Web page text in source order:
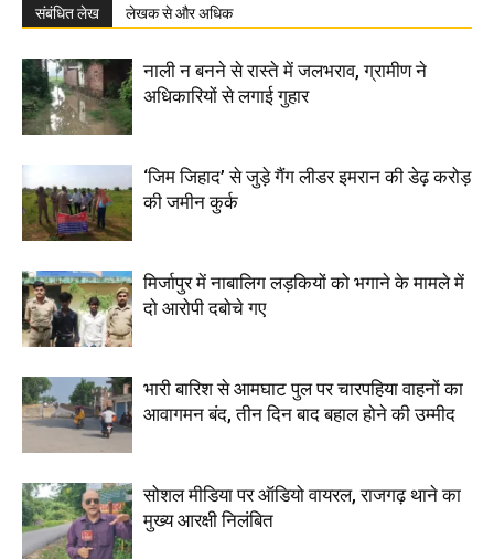
संबंधित लेख लेखक से और अधिक
नाली न बनने से रास्ते में जलभराव, ग्रामीण ने
अधिकारियों से लगाई गुहार
‘जिम जिहाद’ से जुड़े गैंग लीडर इमरान की डेढ़ करोड़
की जमीन कुर्क
मिर्जापुर में नाबालिग लड़कियों को भगाने के मामले में
दो आरोपी दबोचे गए
भारी बारिश से आमघाट पुल पर चारपहिया वाहनों का
आवागमन बंद, तीन दिन बाद बहाल होने की उम्मीद
सोशल मीडिया पर ऑडियो वायरल, राजगढ़ थाने का
मुख्य आरक्षी निलंबित